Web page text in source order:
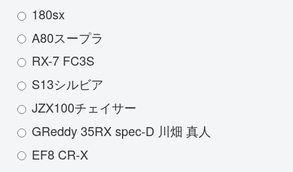
180sx
A80スープラ
RX-7 FC3S
S13シルビア
JZX100チェイサー
GReddy 35RX spec-D 川畑 真人
EF8 CR-X